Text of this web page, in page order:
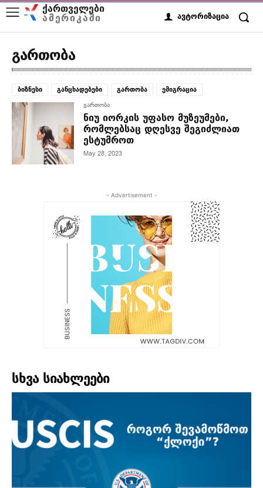
ქართველები
ამერიკაში ავტორიზაცია
გართობა
ბიზნესი განცხადებები გართობა ემიგრაცია
გართობა
ნიუ იორკის უფასო მუზეუმები,
რომლებსაც დღესვე შეგიძლიათ
ესტუმროთ
May 28, 2023
- Advertisement -
სხვა სიახლეები